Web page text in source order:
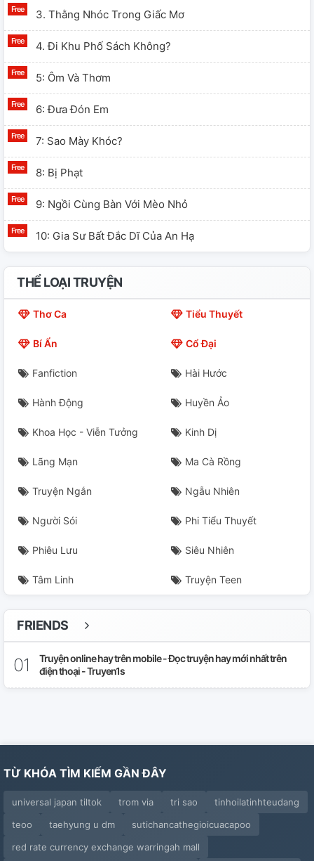
3. Thằng Nhóc Trong Giấc Mơ
4. Đi Khu Phố Sách Không?
5: Ôm Và Thơm
6: Đưa Đón Em
7: Sao Mày Khóc?
8: Bị Phạt
9: Ngồi Cùng Bàn Với Mèo Nhỏ
10: Gia Sư Bất Đắc Dĩ Của An Hạ
THỂ LOẠI TRUYỆN
Thơ Ca Tiểu Thuyết
Bí Ẩn Cổ Đại
Fanfiction Hài Hước
Hành Động Huyền Ảo
Khoa Học - Viễn Tưởng Kinh Dị
Lãng Mạn Ma Cà Rồng
Truyện Ngắn Ngẫu Nhiên
Người Sói Phi Tiểu Thuyết
Phiêu Lưu Siêu Nhiên
Tâm Linh Truyện Teen
FRIENDS
Truyện online hay trên mobile - Đọc truyện hay mới nhất trên
điện thoại - Truyen1s
TỪ KHÓA TÌM KIẾM GẦN ĐÂY
universal japan tiltok trom via tri sao
tinhoilatinhteudang
teoo
taehyung u dm
sutichancathegioicuacapoo
red rate currency exchange warringah mall